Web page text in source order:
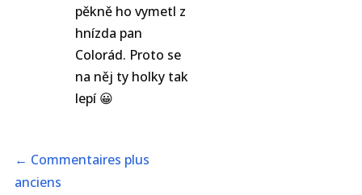
pěkně ho vymetl z
hnízda pan
Colorád. Proto se
na něj ty holky tak
lepí 😀
← Commentaires plus
anciens